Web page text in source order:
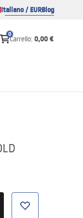
Italiano / EURBlog
0
Carrello: 0,00 €